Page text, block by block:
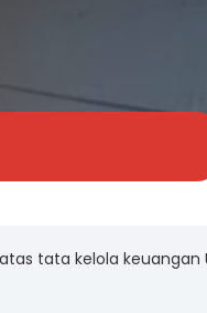
tata kelola